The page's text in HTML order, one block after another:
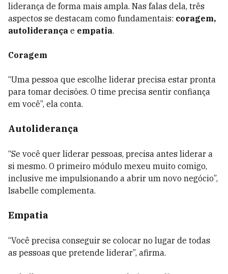
liderança de forma mais ampla. Nas falas dela, três
aspectos se destacam como fundamentais: coragem,
autoliderança e empatia.
Coragem
“Uma pessoa que escolhe liderar precisa estar pronta
para tomar decisões. O time precisa sentir confiança
em você”, ela conta.
Autoliderança
“Se você quer liderar pessoas, precisa antes liderar a
si mesmo. O primeiro módulo mexeu muito comigo,
inclusive me impulsionando a abrir um novo negócio”,
Isabelle complementa.
Empatia
“Você precisa conseguir se colocar no lugar de todas
as pessoas que pretende liderar”, afirma.